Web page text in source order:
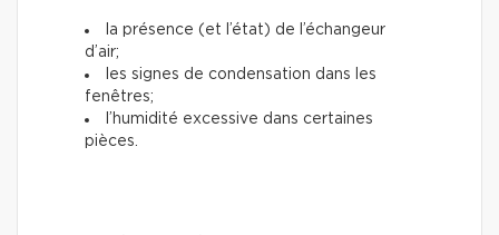
la présence (et l’état) de l’échangeur
d’air;
les signes de condensation dans les
fenêtres;
l’humidité excessive dans certaines
pièces.